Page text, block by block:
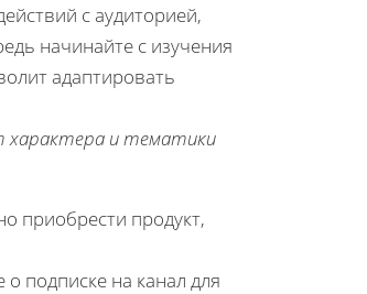
с аудиторией,
начинайте с изучения
адаптировать
характера и тематики
приобрести продукт,
подписке на канал для